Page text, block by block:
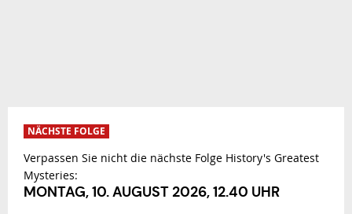
NÄCHSTE FOLGE
Verpassen Sie nicht die nächste Folge History's Greatest
Mysteries:
MONTAG, 10. AUGUST 2026, 12.40 UHR